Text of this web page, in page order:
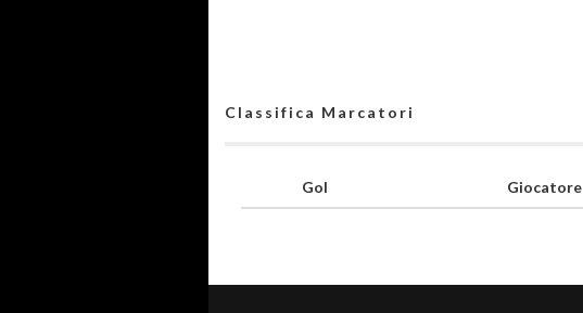
Classifica Marcatori
Gol Giocatore